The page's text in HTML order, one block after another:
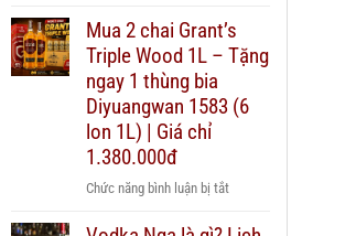
quà
biếu?
–
hướng
chi
nên
mua
Chivas
25
duty
Mua 2 chai Grant’s
Triple Wood 1L – Tặng
ngay 1 thùng bia
Diyuangwan 1583 (6
lon 1L) | Giá chỉ
1.380.000đ
Chức năng bình luận bị tắtở